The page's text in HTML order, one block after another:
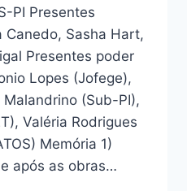
PI Presentes
Canedo, Sasha Hart,
Presentes poder
Lopes (Jofege),
Malandrino (Sub-PI),
Valéria Rodrigues
Memória 1)
após as obras…